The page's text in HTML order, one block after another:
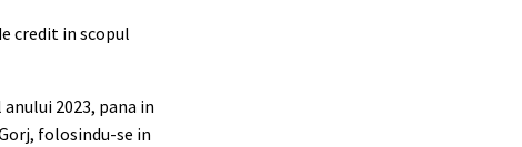
credit in scopul
2023, pana in
folosindu-se in